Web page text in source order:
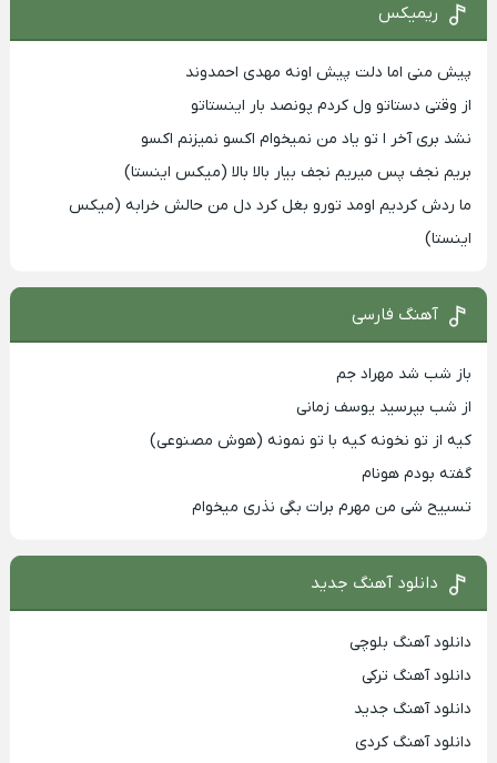
ریمیکس
پیش منی اما دلت پیش اونه مهدی احمدوند
از وقتی دستاتو ول کردم پونصد بار اینستاتو
نشد بری آخر ا تو یاد من نمیخوام اکسو نمیزنم اکسو
بریم نجف پس میریم نجف بیار بالا بالا (میکس اینستا)
ما ردش کردیم اومد تورو بغل کرد دل من حالش خرابه (میکس
اینستا)
آهنگ فارسی
باز شب شد مهراد جم
از شب بپرسید یوسف زمانی
کیه از تو نخونه کیه با تو نمونه (هوش مصنوعی)
گفته بودم هونام
تسبیح شی من مهرم برات بگی نذری میخوام
دانلود آهنگ جدید
دانلود آهنگ بلوچی
دانلود آهنگ ترکی
دانلود آهنگ جدید
دانلود آهنگ کردی